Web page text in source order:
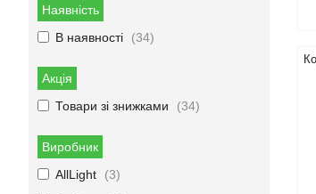
Наявність
В наявності
34
Акція
Товари зі знижками
34
Виробник
AllLight
3